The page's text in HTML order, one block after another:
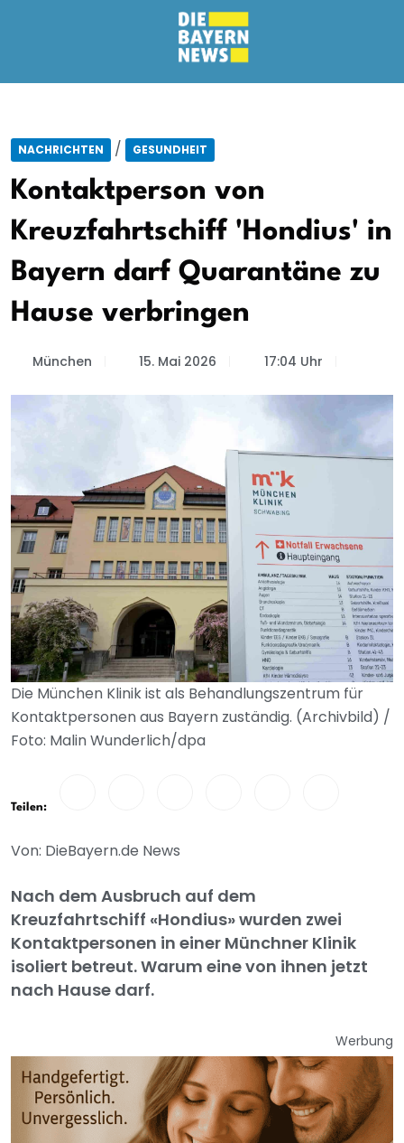
NACHRICHTEN / GESUNDHEIT
Kontaktperson von
Kreuzfahrtschiff 'Hondius' in
Bayern darf Quarantäne zu
Hause verbringen
München 15. Mai 2026 17:04 Uhr
Die München Klinik ist als Behandlungszentrum für
Kontaktpersonen aus Bayern zuständig. (Archivbild) /
Foto: Malin Wunderlich/dpa
Teilen:
Von: DieBayern.de News
Nach dem Ausbruch auf dem
Kreuzfahrtschiff «Hondius» wurden zwei
Kontaktpersonen in einer Münchner Klinik
isoliert betreut. Warum eine von ihnen jetzt
nach Hause darf.
Werbung